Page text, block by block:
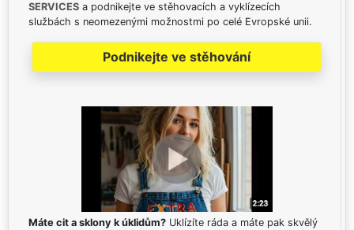
SERVICES a podnikejte ve stěhovacích a vyklízecích
službách s neomezenými možnostmi po celé Evropské unii.
Podnikejte ve stěhování
Máte cit a sklony k úklidům? Uklízíte ráda a máte pak skvělý